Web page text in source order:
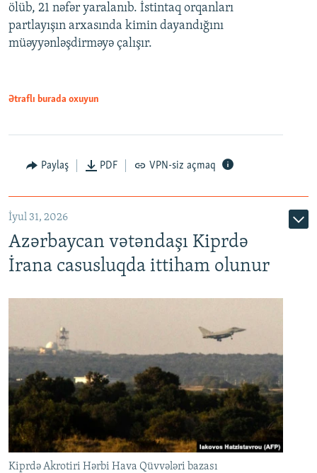
ölüb, 21 nəfər yaralanıb. İstintaq orqanları
partlayışın arxasında kimin dayandığını
müəyyənləşdirməyə çalışır.
Ətraflı burada oxuyun
Paylaş PDF VPN-siz açmaq
İyul 31, 2026
Azərbaycan vətəndaşı Kiprdə
İrana casusluqda ittiham olunur
Kiprdə Akrotiri Hərbi Hava Qüvvələri bazası